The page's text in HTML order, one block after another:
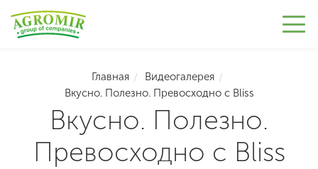
Главная
Видеогалерея
Вкусно. Полезно. Превосходно с Bliss
Вкусно. Полезно.
Превосходно с Bliss